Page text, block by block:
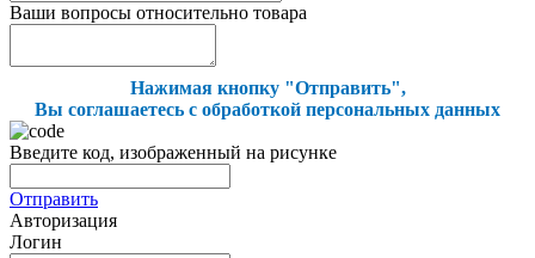
Ваши вопросы относительно товара
Нажимая кнопку "Отправить",
Вы соглашаетесь с обработкой персональных данных
Введите код, изображенный на рисунке
Отправить
Авторизация
Логин